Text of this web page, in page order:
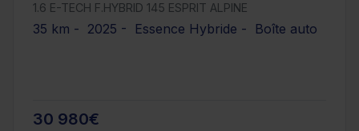
1.6 E-TECH F.HYBRID 145 ESPRIT ALPINE
35 km - 2025 - Essence Hybride - Boîte auto
30 980€